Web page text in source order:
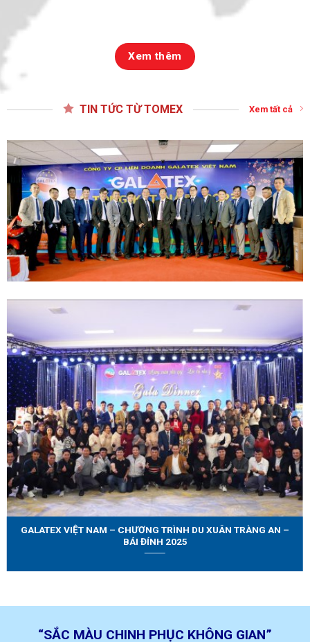
Xem thêm
TIN TỨC TỪ TOMEX Xem tất cả
GALATEX VIỆT NAM – CHƯƠNG TRÌNH DU XUÂN TRÀNG AN –
BÁI ĐÍNH 2025
“SẮC MÀU CHINH PHỤC KHÔNG GIAN”